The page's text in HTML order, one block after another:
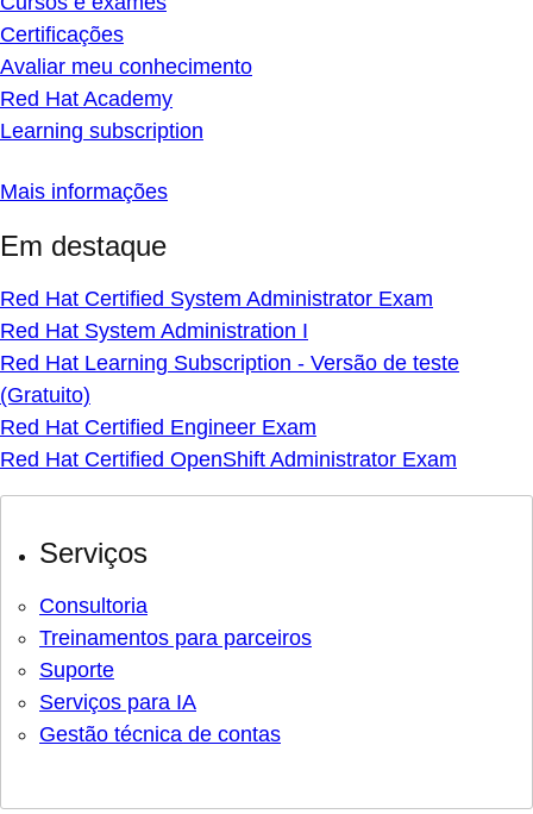
Certificações
Avaliar meu conhecimento
Red Hat Academy
Learning subscription
Mais informações
Em destaque
Red Hat Certified System Administrator Exam
Red Hat System Administration I
Red Hat Learning Subscription - Versão de teste
(Gratuito)
Red Hat Certified Engineer Exam
Red Hat Certified OpenShift Administrator Exam
Serviços
Consultoria
Treinamentos para parceiros
Suporte
Serviços para IA
Gestão técnica de contas